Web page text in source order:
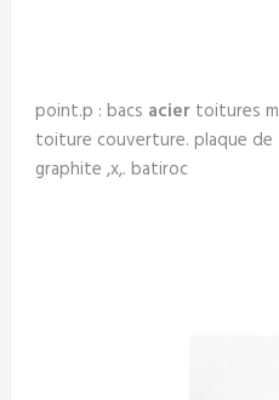
point.p : bacs aciertoitures
toiture couverture. plaque
graphite ,x,. batiroc